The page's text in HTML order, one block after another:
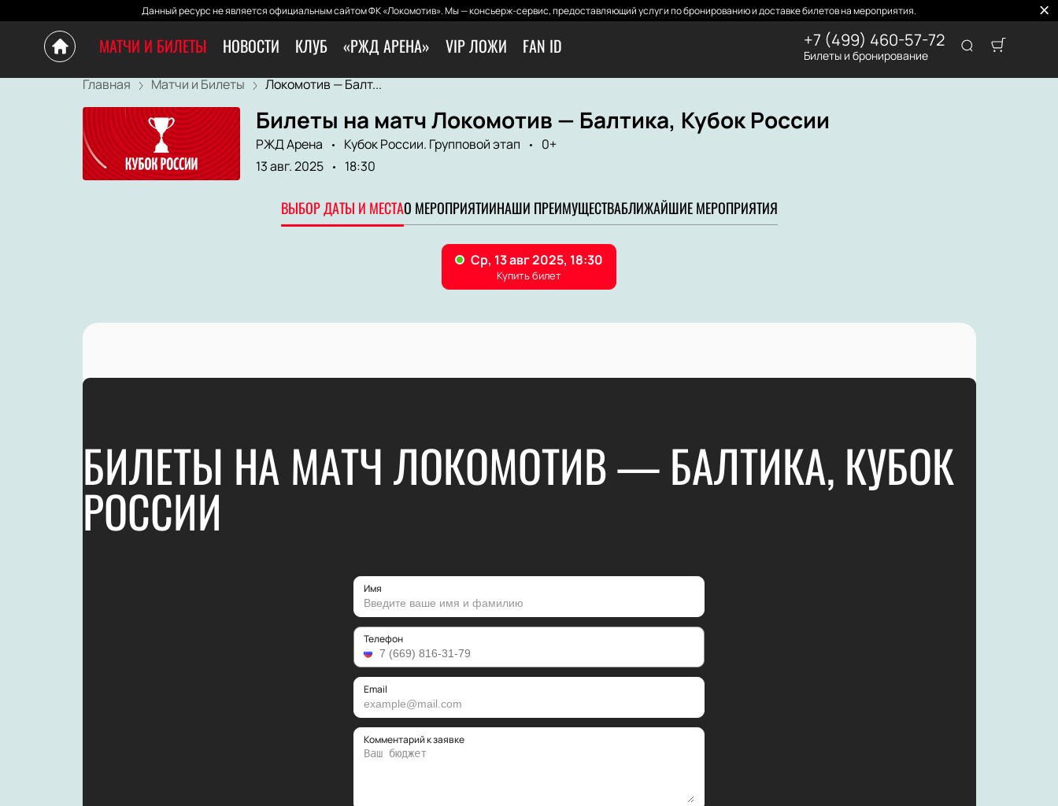
Данный ресурс не является официальным сайтом ФК «Локомотив». Мы — консьерж-сервис, предоставляющий услуги по бронированию и доставке билетов на мероприятия.
МАТЧИ И БИЛЕТЫ НОВОСТИ КЛУБ «РЖД АРЕНА» VIP ЛОЖИ FAN ID +7 (499) 460-57-72
Билеты и бронирование
Главная Матчи и Билеты Локомотив — Балт...
Билеты на матч Локомотив — Балтика, Кубок России
РЖД Арена Кубок России. Групповой этап
0+
13 авг. 2025
18:30
ВЫБОР ДАТЫ И МЕСТАО МЕРОПРИЯТИИНАШИ ПРЕИМУЩЕСТВАБЛИЖАЙШИЕ МЕРОПРИЯТИЯ
БИЛЕТЫ НА МАТЧ ЛОКОМОТИВ — БАЛТИКА, КУБОК
РОССИИ
Имя
Телефон
Email
Комментарий к заявке